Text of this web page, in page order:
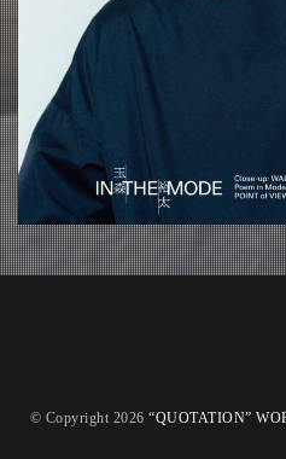
© Copyright 2026 “QUOTATION”